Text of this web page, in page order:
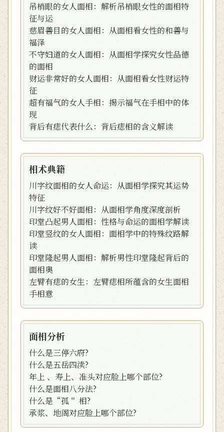
吊梢眼的女人面相：解析吊梢眼女性的面相特
征与运
慈眉善目的女人面相：从面相看女性的和善与
福泽
不守妇道的女人面相：从面相学探究女性品德
的面相
财运非常好的女人面相：从面相看女性财运特
征
超有福气的女人手相：揭示福气在手相中的体
现
背后有痣代表什么：背后痣相的含义解读
相术典籍
川字纹面相的女人命运：从面相学探究其运势
特征
川字纹好不好面相：从面相学角度深度剖析
印堂凸起男人面相：性格与命运的面相学解读
印堂竖纹的女人面相：面相学中的特殊纹路解
读
印堂隆起男人面相：解析男性印堂隆起背后的
面相奥
左臂有痣的女生：左臂痣相所蕴含的女生面相
手相意
面相分析
什么是三停六府?
什么是五岳四渎?
年上 、寿上、准头对应脸上哪个部位?
什么是面相八分法?
什么是“孤＂ 相?
承浆、地阁对应脸上哪个部位?